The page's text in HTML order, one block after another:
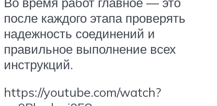
после каждого этапа проверять
надежность соединений и
правильное выполнение всех
инструкций.
https://youtube.com/watch?